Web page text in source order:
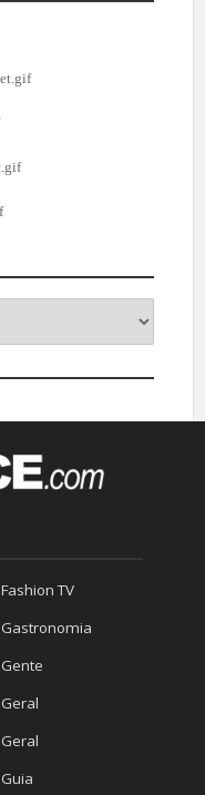
Fashion TV
Gastronomia
Gente
Geral
Geral
Guia